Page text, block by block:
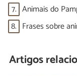
7. Animais do
8. Frases sobre
Artigos